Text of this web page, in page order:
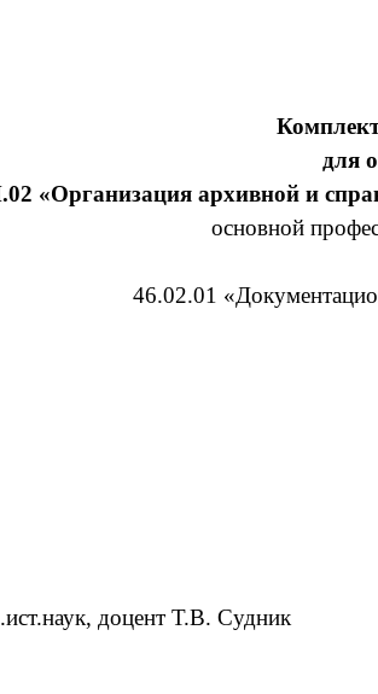
для
«Организация архивной и
основной
46.02.01
доцент Т.В. Судник